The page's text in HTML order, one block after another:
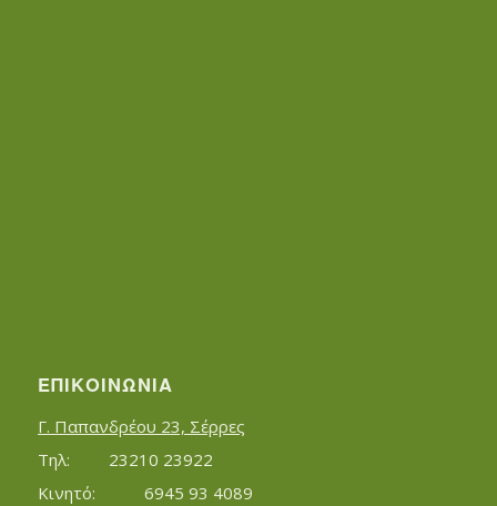
ΕΠΙΚΟΙΝΩΝΊΑ
Γ. Παπανδρέου 23, Σέρρες
Τηλ:		23210 23922
Κινητό:		6945 93 4089